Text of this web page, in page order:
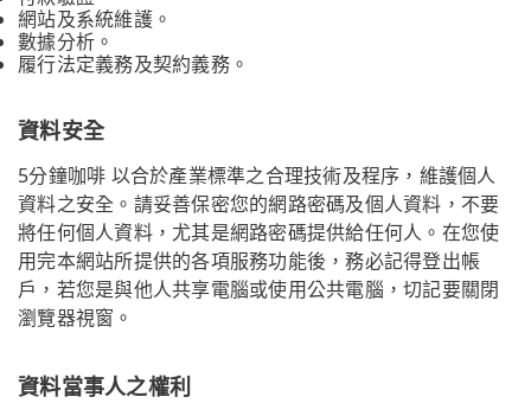
網站及系統維護。
數據分析。
履行法定義務及契約義務。
資料安全
5分鐘咖啡 以合於產業標準之合理技術及程序，維護個人
資料之安全。請妥善保密您的網路密碼及個人資料，不要
將任何個人資料，尤其是網路密碼提供給任何人。在您使
用完本網站所提供的各項服務功能後，務必記得登出帳
戶，若您是與他人共享電腦或使用公共電腦，切記要關閉
瀏覽器視窗。
資料當事人之權利